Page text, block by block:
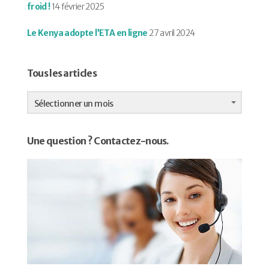
froid !14 février 2025
Le Kenya adopte l’ETA en ligne 27 avril 2024
Tous les articles
Tous
les
articles
Sélectionner un mois
Une question ? Contactez-nous.